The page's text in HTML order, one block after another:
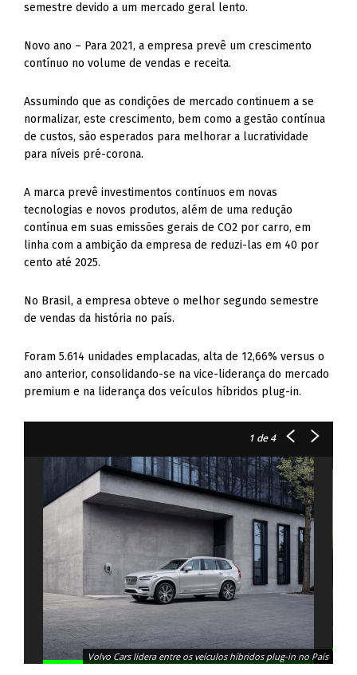
semestre devido a um mercado geral lento.
Novo ano – Para 2021, a empresa prevê um crescimento
contínuo no volume de vendas e receita.
Assumindo que as condições de mercado continuem a se
normalizar, este crescimento, bem como a gestão contínua
de custos, são esperados para melhorar a lucratividade
para níveis pré-corona.
A marca prevê investimentos contínuos em novas
tecnologias e novos produtos, além de uma redução
contínua em suas emissões gerais de CO2 por carro, em
linha com a ambição da empresa de reduzi-las em 40 por
cento até 2025.
No Brasil, a empresa obteve o melhor segundo semestre
de vendas da história no país.
Foram 5.614 unidades emplacadas, alta de 12,66% versus o
ano anterior, consolidando-se na vice-liderança do mercado
premium e na liderança dos veículos híbridos plug-in.
1de 4
Volvo Cars lidera entre os veículos híbridos plug-in no País